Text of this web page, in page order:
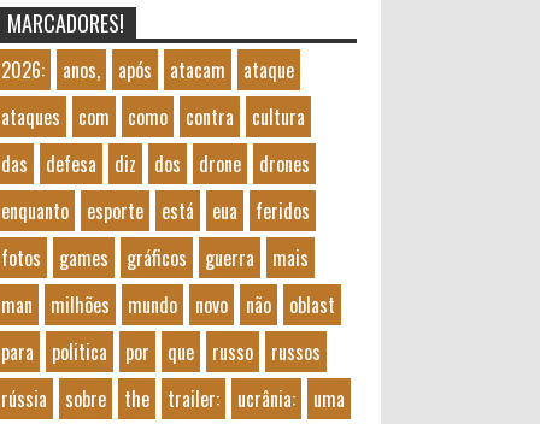
MARCADORES!
2026: anos, após atacam
ataque
ataques
com como contra
cultura
das
defesa diz dos drone
drones
enquanto
esporte está eua
feridos
fotos
games gráficos guerra
mais
man
milhões mundo novo não
oblast
para
politica por que russo
russos
rússia
sobre the trailer: ucrânia:
uma